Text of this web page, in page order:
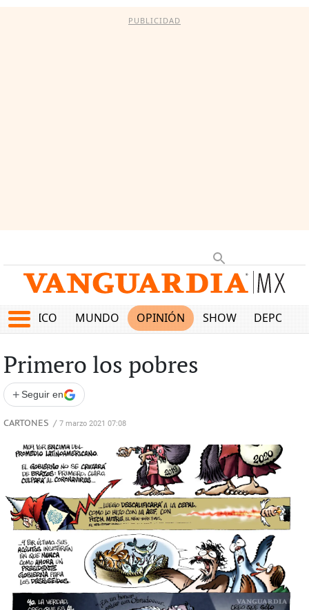
PUBLICIDAD
MÉXICO MUNDO OPINIÓN SHOW
Primero los pobres
+ Seguir en
CARTONES / 7 marzo 2021 07:08